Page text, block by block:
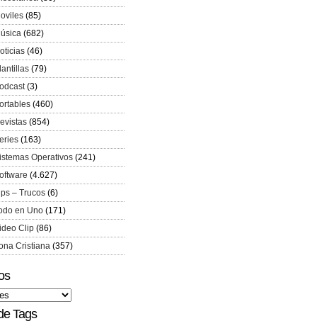
(85)
(682)
(46)
(79)
(3)
(460)
(854)
(163)
Operativos (241)
(4.627)
– Trucos (6)
en Uno (171)
Clip (86)
Cristiana (357)
Tags